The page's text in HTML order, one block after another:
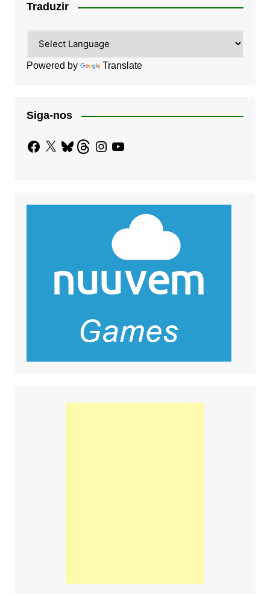
Traduzir
Powered by Translate
Siga-nos
Facebook
X BlueskyThreadsInstagram
YouTube